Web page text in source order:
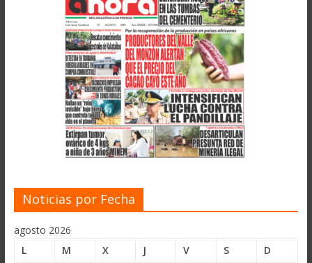
Noticias por Fecha
agosto 2026
L
M X J V S
D